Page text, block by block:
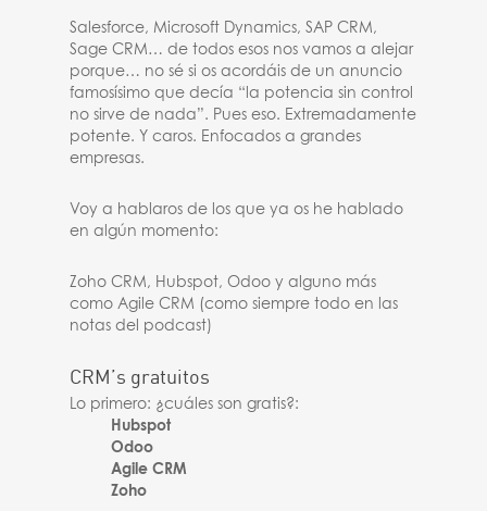
Salesforce, Microsoft Dynamics, SAP CRM,
Sage CRM… de todos esos nos vamos a alejar
porque… no sé si os acordáis de un anuncio
famosísimo que decía “la potencia sin control
no sirve de nada”. Pues eso. Extremadamente
potente. Y caros. Enfocados a grandes
empresas.
Voy a hablaros de los que ya os he hablado
en algún momento:
Zoho CRM, Hubspot, Odoo y alguno más
como Agile CRM (como siempre todo en las
notas del podcast)
CRM’s gratuitos
Lo primero: ¿cuáles son gratis?:
Hubspot
Odoo
Agile CRM
Zoho